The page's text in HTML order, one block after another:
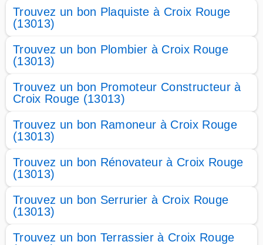
Trouvez un bon Plaquiste à Croix Rouge
(13013)
Trouvez un bon Plombier à Croix Rouge
(13013)
Trouvez un bon Promoteur Constructeur à
Croix Rouge (13013)
Trouvez un bon Ramoneur à Croix Rouge
(13013)
Trouvez un bon Rénovateur à Croix Rouge
(13013)
Trouvez un bon Serrurier à Croix Rouge
(13013)
Trouvez un bon Terrassier à Croix Rouge